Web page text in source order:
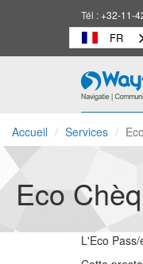
Tél :+32-11-
FR
Waypoint
vers
d'accueil
Accueil Services
Eco
L'Eco